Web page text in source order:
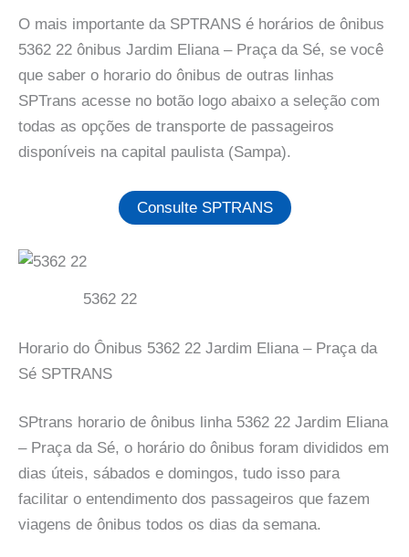
O mais importante da SPTRANS é horários de ônibus
5362 22 ônibus Jardim Eliana – Praça da Sé, se você
que saber o horario do ônibus de outras linhas
SPTrans acesse no botão logo abaixo a seleção com
todas as opções de transporte de passageiros
disponíveis na capital paulista (Sampa).
Consulte SPTRANS
5362 22
Horario do Ônibus 5362 22 Jardim Eliana – Praça da
Sé SPTRANS
SPtrans horario de ônibus linha 5362 22 Jardim Eliana
– Praça da Sé, o horário do ônibus foram divididos em
dias úteis, sábados e domingos, tudo isso para
facilitar o entendimento dos passageiros que fazem
viagens de ônibus todos os dias da semana.